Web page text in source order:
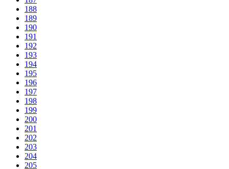
188
189
190
191
192
193
194
195
196
197
198
199
200
201
202
203
204
205